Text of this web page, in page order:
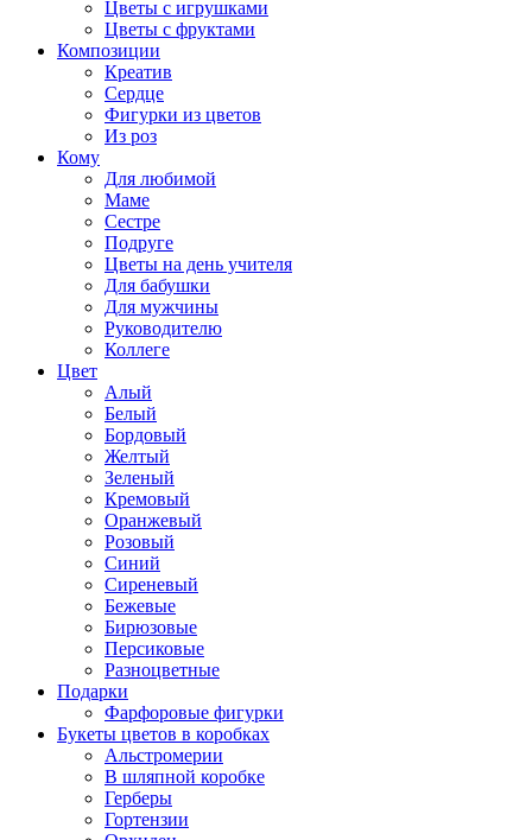
Цветы с игрушками
Цветы с фруктами
Композиции
Креатив
Сердце
Фигурки из цветов
Из роз
Кому
Для любимой
Маме
Сестре
Подруге
Цветы на день учителя
Для бабушки
Для мужчины
Руководителю
Коллеге
Цвет
Алый
Белый
Бордовый
Желтый
Зеленый
Кремовый
Оранжевый
Розовый
Синий
Сиреневый
Бежевые
Бирюзовые
Персиковые
Разноцветные
Подарки
Фарфоровые фигурки
Букеты цветов в коробках
Альстромерии
В шляпной коробке
Герберы
Гортензии